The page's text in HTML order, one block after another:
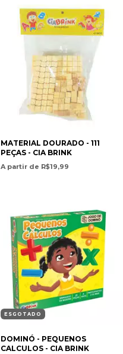
MATERIAL DOURADO - 111
PEÇAS - CIA BRINK
A partir de R$19,99
ESGOTADO
DOMINÓ - PEQUENOS
CALCULOS - CIA BRINK